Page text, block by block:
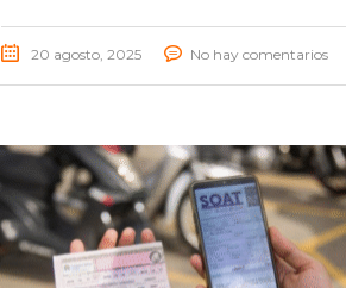
20 agosto, 2025 No hay comentarios